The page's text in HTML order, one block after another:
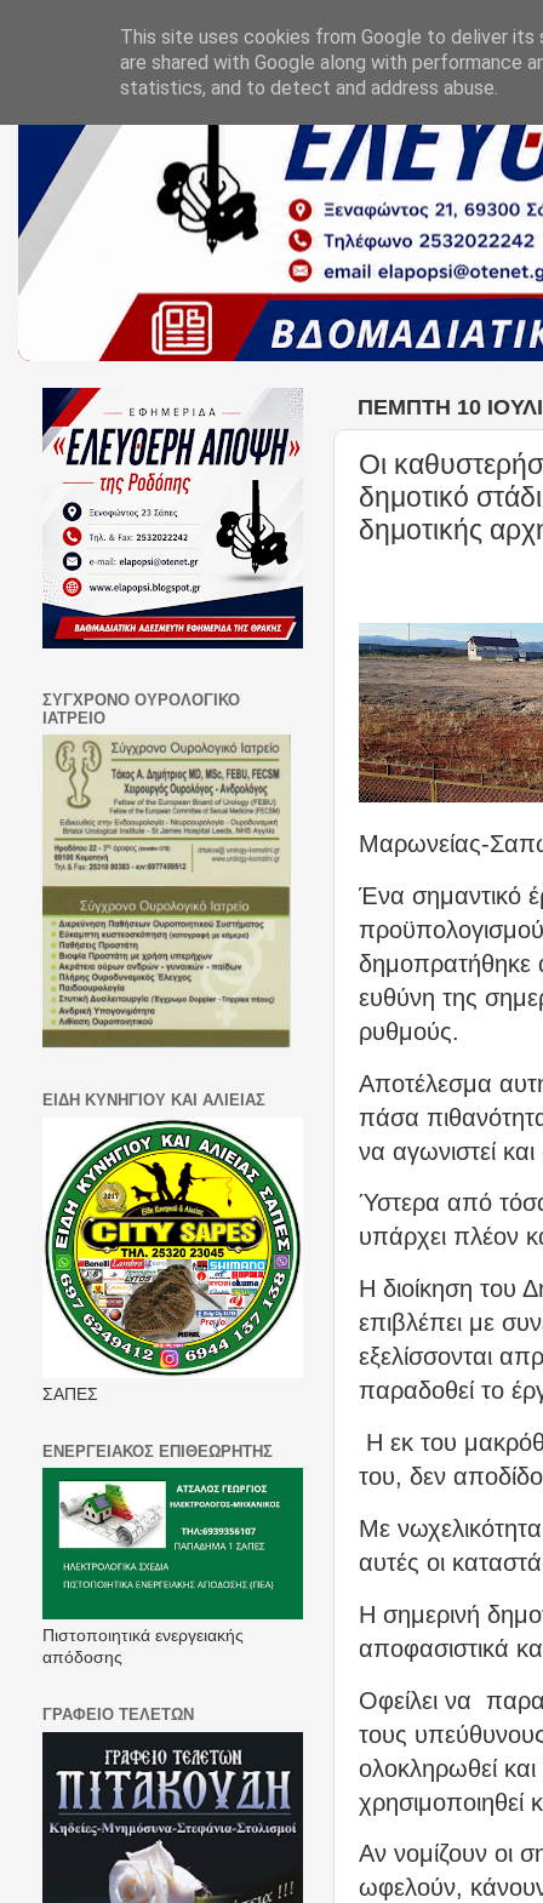
ΠΈΜΠΤΗ 10
Οι
δημοτικό
δημοτικής
Μαρωνείας-
Ένα σημαντικό
δημοπρατήθηκε
ευθύνη της
ρυθμούς.
Αποτέλεσμα
πάσα
να αγωνιστεί
Ύστερα από
υπάρχει πλέον
Η διοίκηση του
επιβλέπει με
εξελίσσονται
παραδοθεί το
Η εκ του
του, δεν
Με
αυτές οι
Η σημερινή
αποφασιστικά
Οφείλει να
τους
ολοκληρωθεί
χρησιμοποιηθεί
Αν νομίζουν οι
ωφελούν,
ΣΥΓΧΡΟΝΟ ΟΥΡΟΛΟΓΙΚΟ
ΙΑΤΡΕΙΟ
ΕΙΔΗ ΚΥΝΗΓΙΟΥ ΚΑΙ ΑΛΙΕΙΑΣ
ΣΑΠΕΣ
ΕΝΕΡΓΕΙΑΚΟΣ ΕΠΙΘΕΩΡΗΤΗΣ
Πιστοποιητικά ενεργειακής
απόδοσης
ΓΡΑΦΕΙΟ ΤΕΛΕΤΩΝ
This site uses cookies from Google to deliver its
are shared with Google along with performance
statistics, and to detect and address abuse.